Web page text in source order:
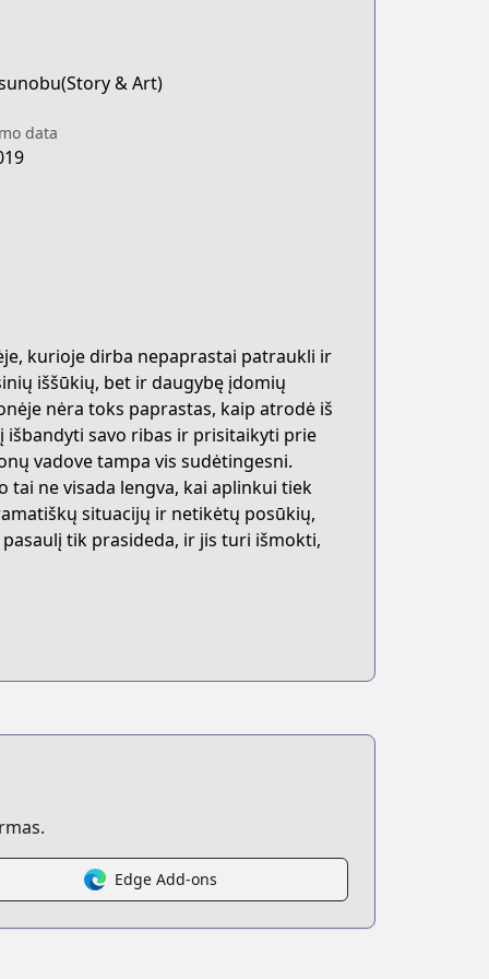
& Art)
data
kurioje dirba nepaprastai patraukli ir
iššūkių, bet ir daugybę įdomių
nėra toks paprastas, kaip atrodė iš
išbandyti savo ribas ir prisitaikyti prie
vadove tampa vis sudėtingesni.
ne visada lengva, kai aplinkui tiek
situacijų ir netikėtų posūkių,
tik prasideda, ir jis turi išmokti,
Edge Add-ons